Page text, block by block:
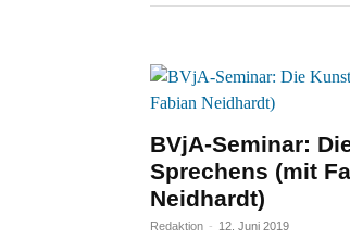
BVjA-Seminar:
Sprechens (mit
Neidhardt)
Redaktion - 12. Juni 2019